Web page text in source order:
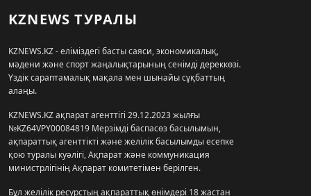
KZNEWS ТУРАЛЫ
KZNEWS.KZ - еліміздегі басты саяси, экономикалық,
мәдени және спорт жаңалықтарының сенімді дереккөзі.
Үздік сараптамалық мақала мен шынайы сұқбаттың
алаңы.
KZNEWS.KZ ақпарат агенттігі 29.12.2023 жылғы
№KZ64VPY00084819 Мерзімді баспасөз басылымын,
ақпараттық агенттікті және желілік басылымды есепке
қою туралы куәлігі, Ақпарат және коммуникация
министрлігінің Ақпарат комитетімен берілген.
Бұл желілік ресурстың ақпараттық өнімдері 18 жастан